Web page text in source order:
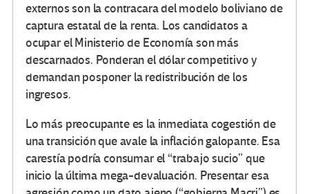
externos son la contracara del modelo boliviano de
captura estatal de la renta. Los candidatos a
ocupar el Ministerio de Economía son más
descarnados. Ponderan el dólar competitivo y
demandan posponer la redistribución de los
ingresos.
Lo más preocupante es la inmediata cogestión de
una transición que avale la inflación galopante. Esa
carestía podría consumar el “trabajo sucio” que
inicio la última mega-devaluación. Presentar esa